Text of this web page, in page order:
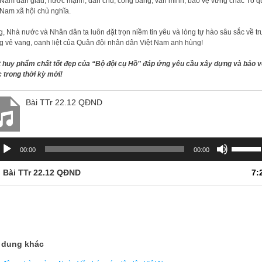
xã hội chủ nghĩa.
Nhà nước và Nhân dân ta luôn đặt trọn niềm tin yêu và lòng tự hào sâu sắc về
vẻ vang, oanh liệt của Quân đội nhân dân Việt Nam anh hùng!
huy phẩm chất tốt đẹp của “Bộ đội cụ Hồ” đáp ứng yêu cầu xây dựng và bảo
trong thời kỳ mới!
Bài TTr 22.12 QĐND
00:00 00:00
Bài TTr 22.12 QĐND
dung khác